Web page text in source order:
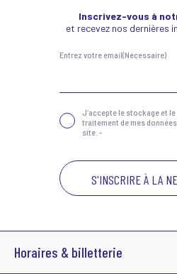
Inscrivez-vous à
et recevez nos dernières
Entrez votre email(Nécessaire)
Confidentialité(Nécessaire)
J‘accepte le stockage et le
traitement de mes
site. -
Horaires & billetterie